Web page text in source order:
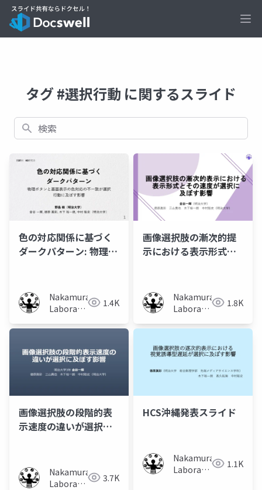
タグ #選択行動 に関するスライド
検索
色の対応関係に基づく
ダークパターン: 物理ボ
に及ぼす影響
Nakamura
Laboratory
University)
1.4K
画像選択肢の漸次的提
示における表示形式と
Nakamura
Laboratory
University)
1.8K
画像選択肢の段階的表
示速度の違いが選択に
Nakamura
Laboratory
3.7K
HCS沖縄発表スライド
Nakamura
Laboratory
1.1K